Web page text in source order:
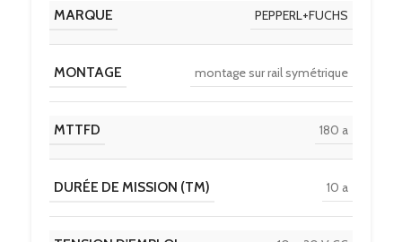
MARQUE PEPPERL+FUCHS
MONTAGE montage sur rail symétrique
MTTFD 180 a
DURÉE DE MISSION (TM) 10 a